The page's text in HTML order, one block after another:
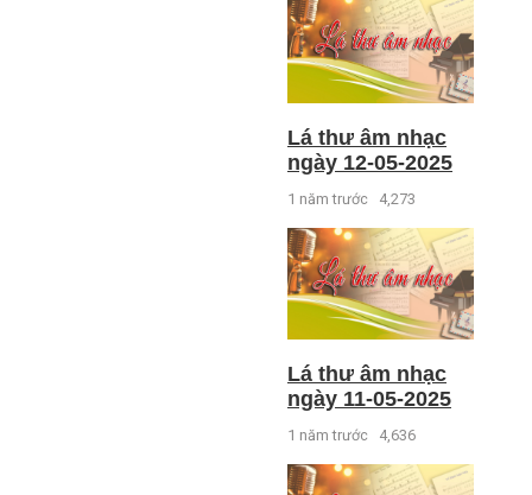
Lá thư âm nhạc
ngày 12-05-2025
1 năm trước 4,273
Lá thư âm nhạc
ngày 11-05-2025
1 năm trước 4,636